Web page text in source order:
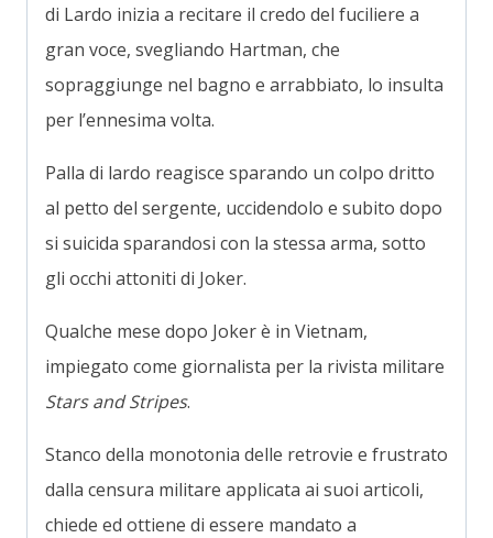
di Lardo inizia a recitare il credo del fuciliere a
gran voce, svegliando Hartman, che
sopraggiunge nel bagno e arrabbiato, lo insulta
per l’ennesima volta.
Palla di lardo reagisce sparando un colpo dritto
al petto del sergente, uccidendolo e subito dopo
si suicida sparandosi con la stessa arma, sotto
gli occhi attoniti di Joker.
Qualche mese dopo Joker è in Vietnam,
impiegato come giornalista per la rivista militare
Stars and Stripes.
Stanco della monotonia delle retrovie e frustrato
dalla censura militare applicata ai suoi articoli,
chiede ed ottiene di essere mandato a